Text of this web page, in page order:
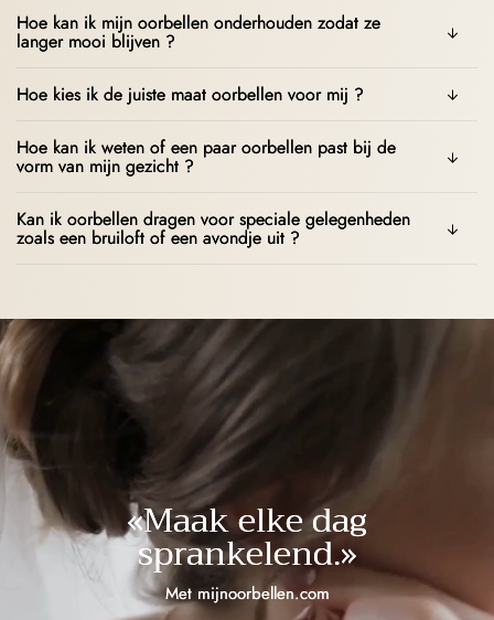
Hoe kan ik mijn oorbellen onderhouden zodat ze
langer mooi blijven ?
Hoe kies ik de juiste maat oorbellen voor mij ?
Hoe kan ik weten of een paar oorbellen past bij de
vorm van mijn gezicht ?
Kan ik oorbellen dragen voor speciale gelegenheden
zoals een bruiloft of een avondje uit ?
«Maak elke dag
sprankelend.»
Met mijnoorbellen.com